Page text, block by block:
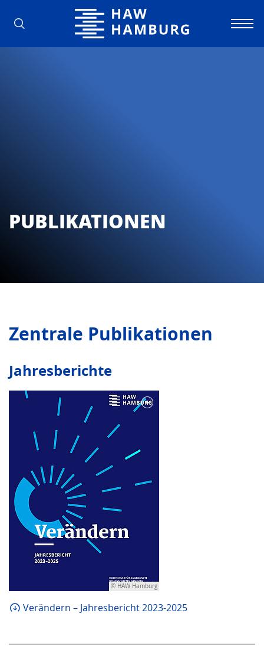
Hochschule für Angewandte
PUBLIKATIONEN
Zentrale Publikationen
Jahresberichte
© HAW Hamburg
Verändern – Jahresbericht 2023-2025